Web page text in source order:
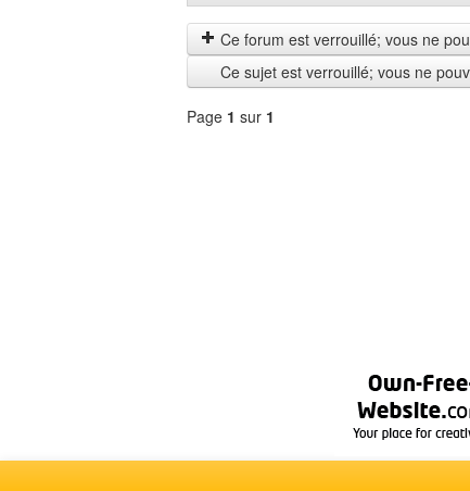
les
messages
depuis
by
Ce forum est verrouillé; vous ne
Ce sujet est verrouillé; vous ne
Page 1 sur 1